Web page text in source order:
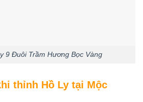
9 Đuôi Trầm Hương Bọc Vàng
thỉnh Hồ Ly tại Mộc